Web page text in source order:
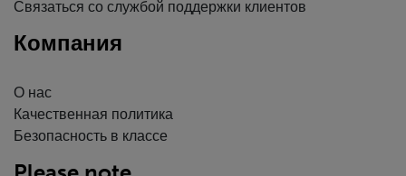
Связаться со службой поддержки клиентов
Компания
О нас
Качественная политика
Безопасность в классе